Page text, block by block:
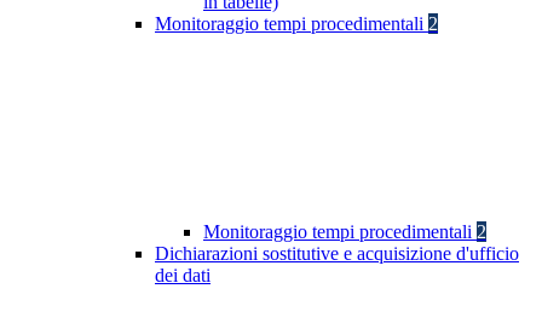
Monitoraggio tempi procedimentali 2
Monitoraggio tempi procedimentali 2
Dichiarazioni sostitutive e acquisizione d'ufficio
dei dati